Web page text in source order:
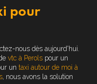
pour
nous dès aujourd'hui.
vtc à Perols pour un
un taxi autour de moi à
, nous avons la solution